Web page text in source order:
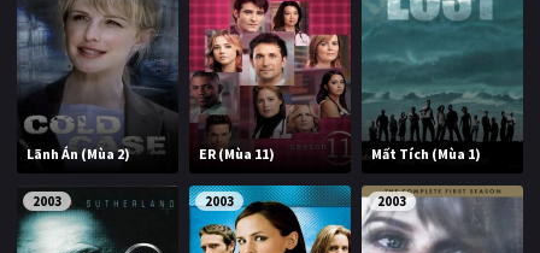
Lãnh Án (Mùa 2) ER (Mùa 11) Mất Tích (Mùa 1)
2003 2003 2003